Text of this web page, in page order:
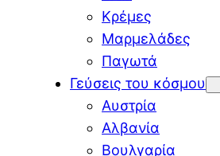
Κρέμες
Μαρμελάδες
Παγωτά
Γεύσεις του κόσμου
Αυστρία
Αλβανία
Βουλγαρία